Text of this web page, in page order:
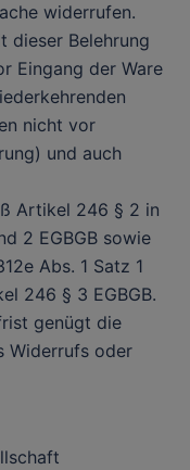
widerrufen.
dieser Belehrung
Eingang der Ware
nicht vor
und auch
Artikel 246 § 2 in
2 EGBGB sowie
Abs. 1 Satz 1
246 § 3 EGBGB.
genügt die
Widerrufs oder